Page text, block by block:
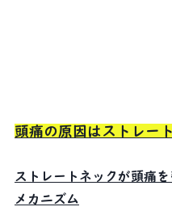
頭痛の原因はストレー
ストレートネックが頭痛
メカニズム